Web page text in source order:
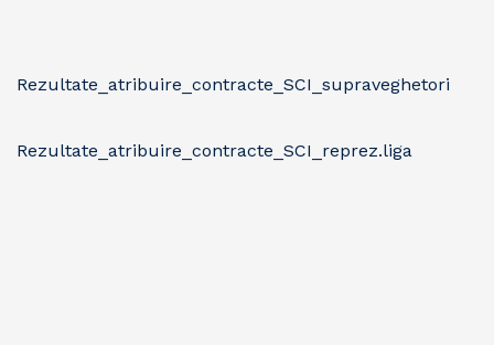
Rezultate_atribuire_contracte_SCI_supraveghetori
Rezultate_atribuire_contracte_SCI_reprez.liga